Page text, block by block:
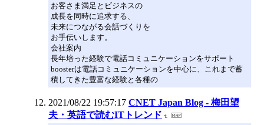
お客さま満足とビジネスの
成長を同時に追求する、
未来につながる会話づくりを
お手伝いします。
会社案内
長年培った経験で電話コミュニケーションをサポート
boosterは電話コミュニケーションを中心に、これまで蓄
積してきた豊富な経験と各種の
2021/08/22 19:57:17 CNET Japan Blog - 梅田望
夫・英語で読むITトレンド